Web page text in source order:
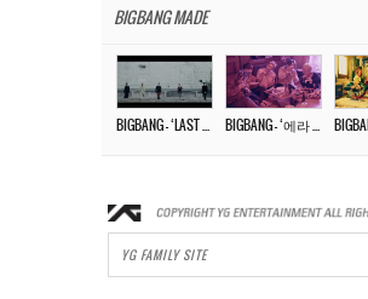
BIGBANG MADE
YG FAMILY SITE